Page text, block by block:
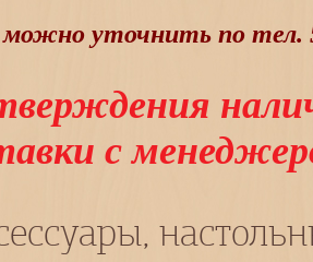
уточнить по тел.
с